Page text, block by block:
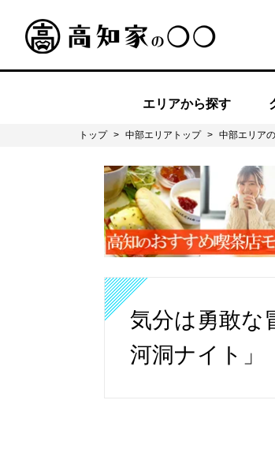
エリアから探す
トップ > 中部エリアトップ > 中部エリア
気分は勇敢な
河洞ナイト」